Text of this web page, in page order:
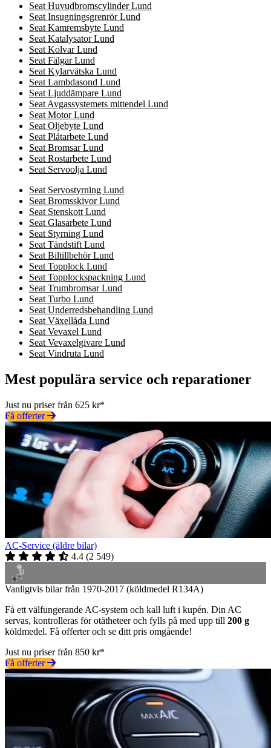
Seat Huvudbromscylinder Lund
Seat Insugningsgrenrör Lund
Seat Kamremsbyte Lund
Seat Katalysator Lund
Seat Kolvar Lund
Seat Fälgar Lund
Seat Kylarvätska Lund
Seat Lambdasond Lund
Seat Ljuddämpare Lund
Seat Avgassystemets mittendel Lund
Seat Motor Lund
Seat Oljebyte Lund
Seat Plåtarbete Lund
Seat Bromsar Lund
Seat Rostarbete Lund
Seat Servoolja Lund
Seat Servostyrning Lund
Seat Bromsskivor Lund
Seat Stenskott Lund
Seat Glasarbete Lund
Seat Styrning Lund
Seat Tändstift Lund
Seat Biltillbehör Lund
Seat Topplock Lund
Seat Topplockspackning Lund
Seat Trumbromsar Lund
Seat Turbo Lund
Seat Underredsbehandling Lund
Seat Växellåda Lund
Seat Vevaxel Lund
Seat Vevaxelgivare Lund
Seat Vindruta Lund
Mest populära service och reparationer
Just nu priser från 625 kr*
Få offerter
AC-Service (äldre bilar)
4.4 (2 549)
Vanligtvis bilar från 1970-2017 (köldmedel R134A)
Få ett välfungerande AC-system och kall luft i kupén. Din AC
servas, kontrolleras för otätheteer och fylls på med upp till 200 g
köldmedel. Få offerter och se ditt pris omgående!
Just nu priser från 850 kr*
Få offerter